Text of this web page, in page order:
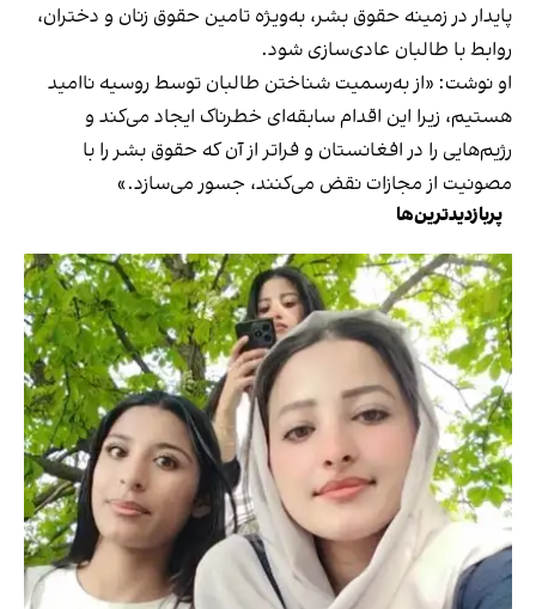
پایدار در زمینه حقوق بشر، به‌ویژه تامین حقوق زنان و دختران،
روابط با طالبان عادی‌سازی شود.
او نوشت: «از به‌رسمیت شناختن طالبان توسط روسیه ناامید
هستیم، زیرا این اقدام سابقه‌ای خطرناک ایجاد می‌کند و
رژیم‌هایی را در افغانستان و فراتر از آن که حقوق بشر را با
مصونیت از مجازات نقض می‌کنند، جسور می‌سازد.»
پربازدیدترین‌ها